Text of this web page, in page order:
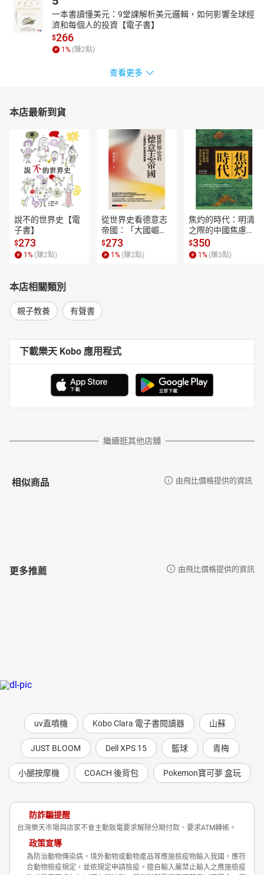
一本書讀懂美元：9堂課解析美元邏輯，如何影響全球經
濟和每個人的投資【電子書】
$266
1 % (賺2點)
查看更多
本店最新到貨
說不的世界史【電
子書】
$273
1 % (賺2點)
從世界史看德意志
帝國：「大國崛
起」的迷思與真實
【電子書】
$273
1 % (賺2點)
焦灼的時代：明清
之際的中國焦慮與
東亞秩序重組【電
子書】
$350
1 % (賺3點)
本店相關類別
親子教養 有聲書
下載樂天 Kobo 應用程式
繼續逛其他店舖
相似商品 由飛比價格提供的資訊
更多推薦 由飛比價格提供的資訊
uv直噴機 Kobo Clara 電子書閱讀器 山蘇
JUST BLOOM Dell XPS 15 籃球 青梅
小腿按摩機 COACH 後背包 Pokemon寶可夢 盒玩
防詐騙提醒
台灣樂天市場與店家不會主動致電要求解除分期付款、要求ATM轉帳。
政策宣導
為防治動物傳染病，境外動物或動物產品等應施檢疫物輸入我國，應符
合動物檢疫規定，並依規定申請檢疫。擅自輸入屬禁止輸入之應施檢疫